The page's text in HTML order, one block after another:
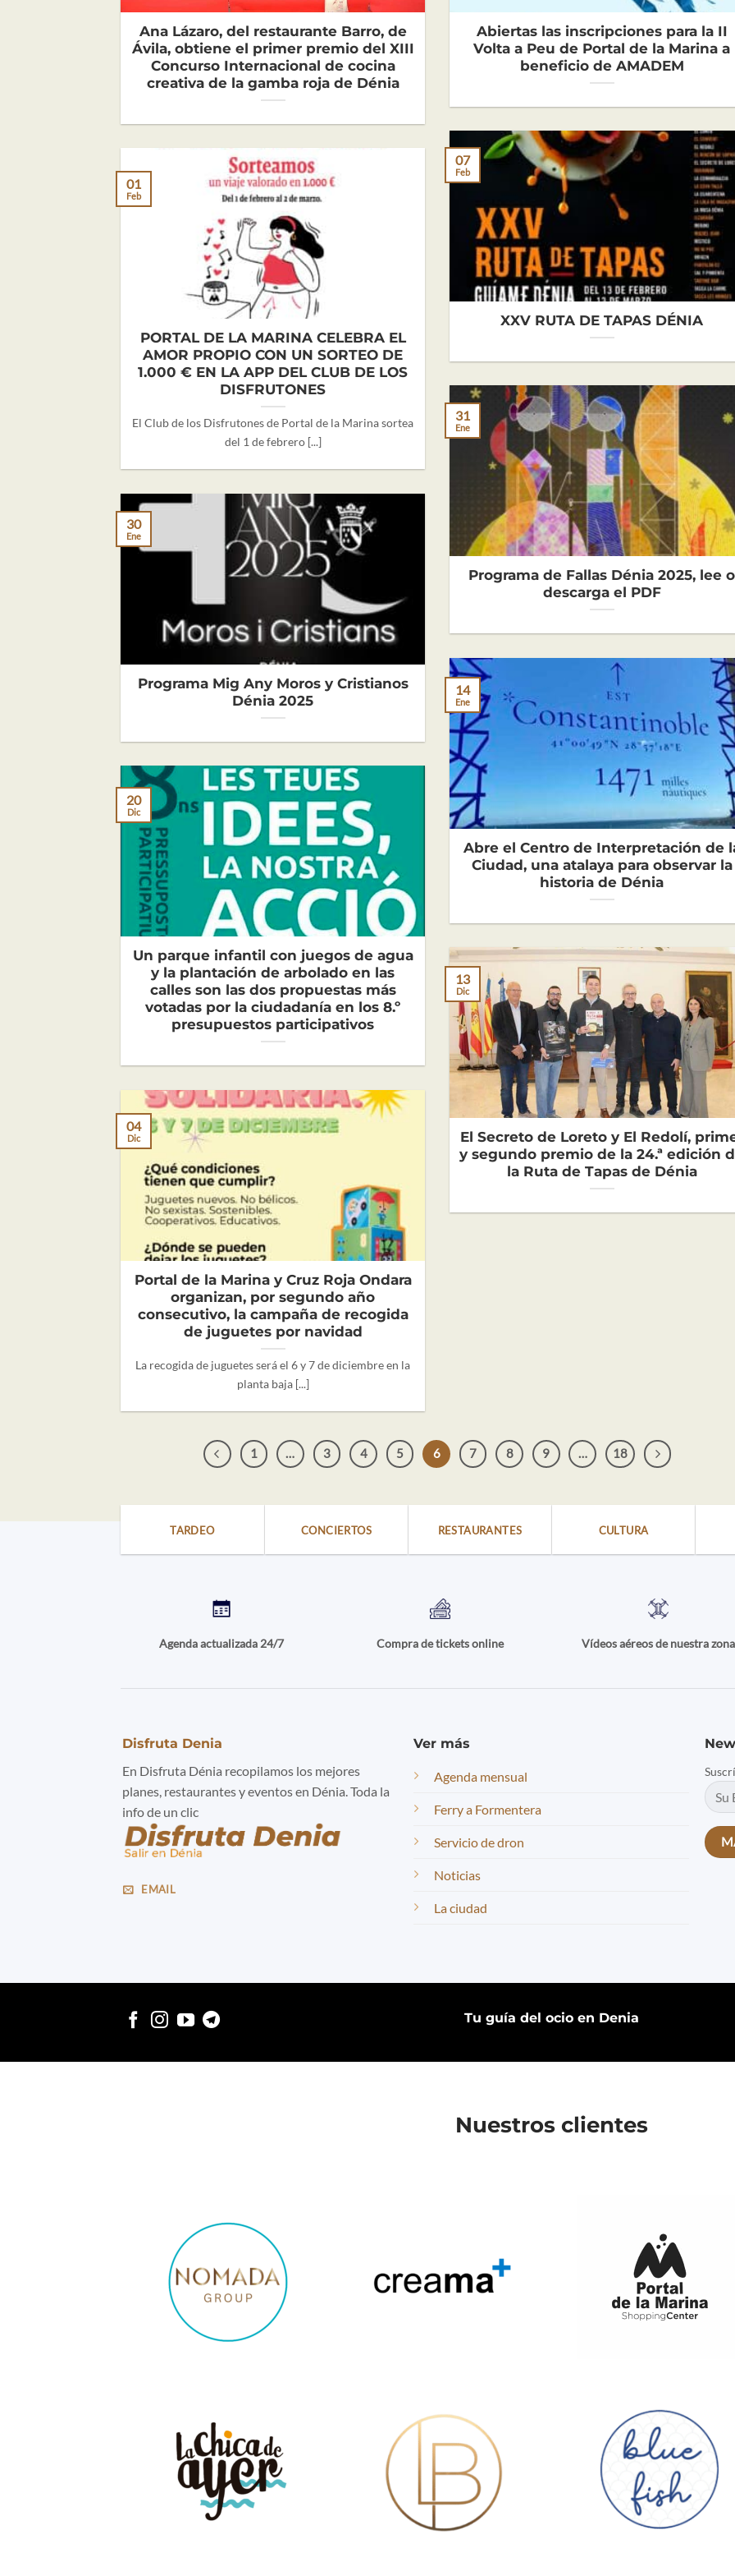
Ana Lázaro, del restaurante Barro, de
Ávila, obtiene el primer premio del XIII
Concurso Internacional de cocina
creativa de la gamba roja de Dénia
Abiertas las inscripciones para la II
Volta a Peu de Portal de la Marina a
beneficio de AMADEM
XXV RUTA DE TAPAS DÉNIA
07
Feb
PORTAL DE LA MARINA CELEBRA EL
AMOR PROPIO CON UN SORTEO DE
1.000 € EN LA APP DEL CLUB DE LOS
DISFRUTONES
El Club de los Disfrutones de Portal de la Marina sortea
del 1 de febrero [...]
01
Feb
Programa de Fallas Dénia 2025, lee o
descarga el PDF
31
Ene
Programa Mig Any Moros y Cristianos
Dénia 2025
30
Ene
Abre el Centro de Interpretación de
Ciudad, una atalaya para observar la
historia de Dénia
14
Ene
Un parque infantil con juegos de agua
y la plantación de arbolado en las
calles son las dos propuestas más
votadas por la ciudadanía en los 8.º
presupuestos participativos
20
Dic
El Secreto de Loreto y El Redolí,
y segundo premio de la 24.ª edición
la Ruta de Tapas de Dénia
13
Dic
Portal de la Marina y Cruz Roja Ondara
organizan, por segundo año
consecutivo, la campaña de recogida
de juguetes por navidad
La recogida de juguetes será el 6 y 7 de diciembre en la
planta baja [...]
04
Dic
1 … 3 4 5 6 7 8 9 … 18
TARDEO CONCIERTOS RESTAURANTES CULTURA
Agenda actualizada 24/7 Compra de tickets online Vídeos aéreos de nuestra zona
Disfruta Denia
En Disfruta Dénia recopilamos los mejores
planes, restaurantes y eventos en Dénia. Toda la
info de un clic
EMAIL
Ver más
Agenda mensual
Ferry a Formentera
Servicio de dron
Noticias
La ciudad
Tu guía del ocio en Denia
Nuestros clientes